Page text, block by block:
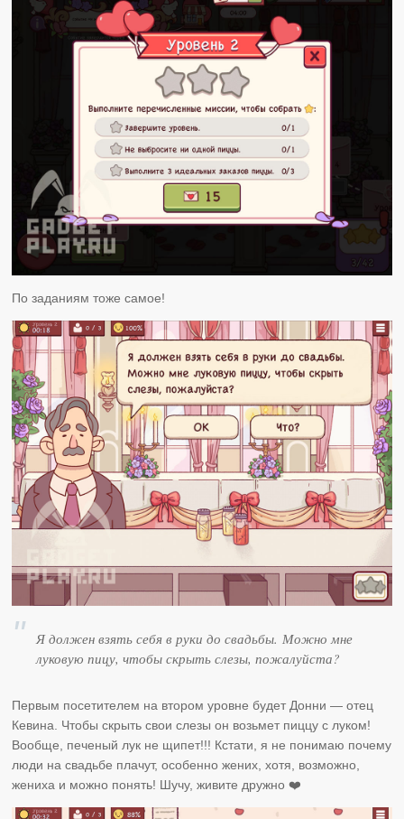
По заданиям тоже самое!
Я должен взять себя в руки до свадьбы. Можно мне
луковую пицу, чтобы скрыть слезы, пожалуйста?
Первым посетителем на втором уровне будет Донни — отец
Кевина. Чтобы скрыть свои слезы он возьмет пиццу с луком!
Вообще, печеный лук не щипет!!! Кстати, я не понимаю почему
люди на свадьбе плачут, особенно жених, хотя, возможно,
жениха и можно понять! Шучу, живите дружно ❤️